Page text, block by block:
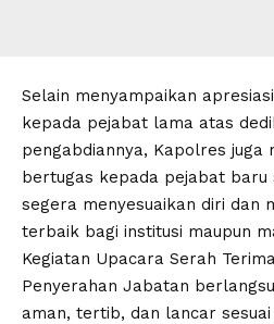
Selain menyampaikan
kepada pejabat lama atas
pengabdiannya, Kapolres juga
bertugas kepada pejabat
segera menyesuaikan diri dan
terbaik bagi institusi maupun
Kegiatan Upacara Serah
Penyerahan Jabatan
aman, tertib, dan lancar